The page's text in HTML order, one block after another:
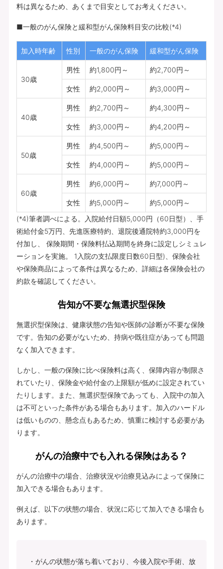
料は異なるため、あくまで目安としてお考えください。
■一般のがん保険と緩和型がん保険料目安の比較(*4)
加入時年齢 性別 一般のがん保険 緩和型がん保険
30歳
男性 約1,800円～ 約2,700円～
女性 約2,000円～ 約3,000円～
40歳
男性 約2,700円～ 約4,300円～
女性 約3,000円～ 約4,200円～
50歳
男性 約4,500円～ 約5,000円～
女性 約4,000円～ 約5,000円～
60歳
男性 約6,000円～ 約7,000円～
女性 約5,000円～
約5,000円～
(*4)筆者調べによる。入院給付日額5,000円（60日型）、手
術給付金5万円、先進医療特約、退院後通院特約3,000円を
付加し、 保険期間・保険料払込期間を終身に設定しシミュレ
ーションを実施。 1入院の支払限度日数60日型)、保険会社
や保険商品によって条件は異なるため、詳細は各保険会社の
約款を確認してください。
告知が不要な無選択型保険
無選択型保険は、健康状態の告知や医師の診断が不要な保険
です。告知の必要がないため、持病や既往症があっても問題
なく加入できます。
しかし、一般の保険に比べ保険料は高く、保障内容が制限さ
れていたり、保険金や給付金の上限額が低めに設定されてい
たりします。また、無選択型保険であっても、入院中の加入
は不可といった条件がある場合もあります。加入のハードル
は低いものの、懸念点もあるため、慎重に検討する必要があ
ります。
がんの治療中でも入れる保険はある？
がんの治療中の場合、治療状況や治療見込みによって保険に
加入できる場合もあります。
例えば、以下の状態の場合、状況に応じて加入できる場合も
あります。
がんの状態が落ち着いており、今後入院や手術、放